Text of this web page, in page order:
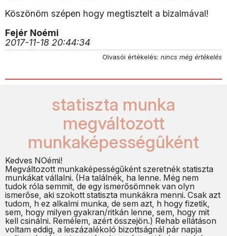
Köszönöm szépen hogy megtisztelt a bizalmával!
Fejér Noémi
2017-11-18 20:44:34
Olvasói értékelés: nincs még értékelés
statiszta munka
megváltozott
munkaképességûként
Kedves NOémi!
Megváltozott munkaképességűként szeretnék statiszta
munkákat vállalni. (Ha találnék, ha lenne. Még nem
tudok róla semmit, de egy ismerősömnek van olyn
ismerőse, aki szokott statiszta munkákra menni. Csak azt
tudom, h ez alkalmi munka, de sem azt, h hogy fizetik,
sem, hogy milyen gyakran/ritkán lenne, sem, hogy mit
kell csinálni. Remélem, azért összejön.) Rehab ellátáson
voltam eddig, a leszázalékoló bizottságnál pár napja